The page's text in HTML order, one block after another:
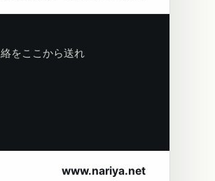
をここから送れ
www.nariya.net